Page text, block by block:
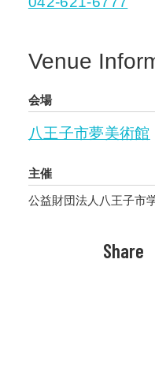
Venue
会場
八王子市夢美術館
主催
公益財団法人八王子市
Share